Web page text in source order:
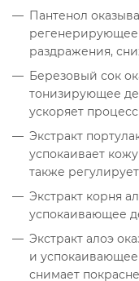
Пантенол
регенерирующее
раздражения,
Березовый сок
тонизирующее
ускоряет
Экстракт
успокаивает
также
Экстракт корня
успокаивающее
Экстракт алоэ
и
снимает